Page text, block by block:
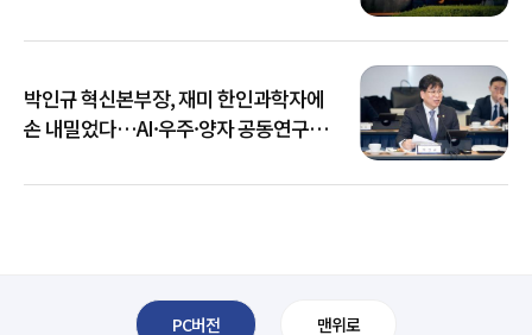
박인규 혁신본부장, 재미 한인과학자에
손 내밀었다…AI·우주·양자 공동연구
PC버전 맨위로